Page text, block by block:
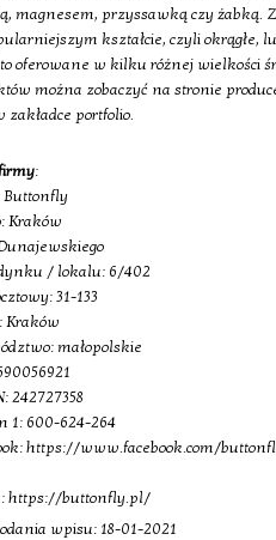
magnesem, przyssawką czy żabką.
kształcie, czyli okrągłe,
oferowane w kilku różnej wielkości
można zobaczyć na stronie
zakładce portfolio.
:
Buttonfly
Kraków
/ lokalu: 6/402
31-133
Kraków
małopolskie
242727358
1: 600-624-264
https://www.facebook.com/
https://buttonfly.pl/
wpisu: 18-01-2021